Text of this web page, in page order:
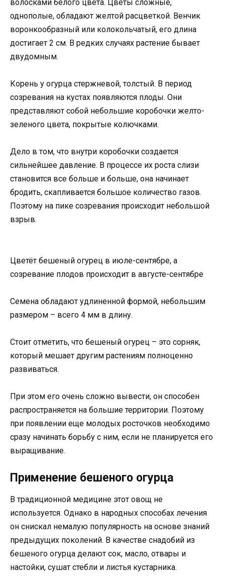
волосками белого цвета. Цветы сложные,
однополые, обладают желтой расцветкой. Венчик
воронкообразный или колокольчатый, его длина
достигает 2 см. В редких случаях растение бывает
двудомным.
Корень у огурца стержневой, толстый. В период
созревания на кустах появляются плоды. Они
представляют собой небольшие коробочки желто-
зеленого цвета, покрытые колючками.
Дело в том, что внутри коробочки создается
сильнейшее давление. В процессе их роста слизи
становится все больше и больше, она начинает
бродить, скапливается большое количество газов.
Поэтому на пике созревания происходит небольшой
взрыв.
Цветёт бешеный огурец в июле-сентябре, а
созревание плодов происходит в августе-сентябре
Семена обладают удлиненной формой, небольшим
размером – всего 4 мм в длину.
Стоит отметить, что бешеный огурец – это сорняк,
который мешает другим растениям полноценно
развиваться.
При этом его очень сложно вывести, он способен
распространяется на большие территории. Поэтому
при появлении еще молодых росточков необходимо
сразу начинать борьбу с ним, если не планируется его
выращивание.
Применение бешеного огурца
В традиционной медицине этот овощ не
используется. Однако в народных способах лечения
он снискал немалую популярность на основе знаний
предыдущих поколений. В качестве снадобий из
бешеного огурца делают сок, масло, отвары и
настойки, сушат стебли и листья кустарника.